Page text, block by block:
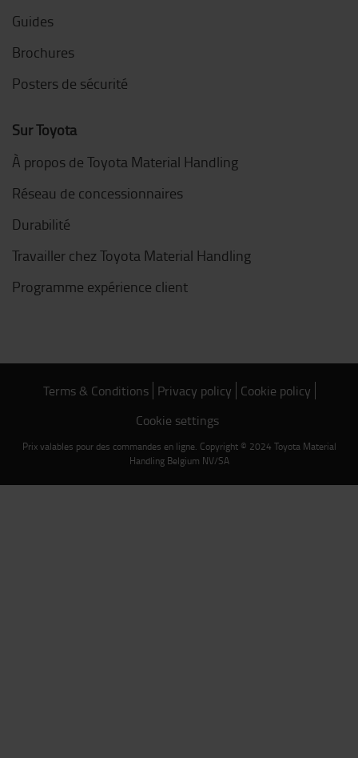
Guides
Brochures
Posters de sécurité
Sur Toyota
À propos de Toyota Material Handling
Réseau de concessionnaires
Durabilité
Travailler chez Toyota Material Handling
Programme expérience client
Terms & Conditions Privacy policy Cookie policy
Cookie settings
Prix valables pour des commandes en ligne. Copyright © 2024 Toyota Material
Handling Belgium NV/SA